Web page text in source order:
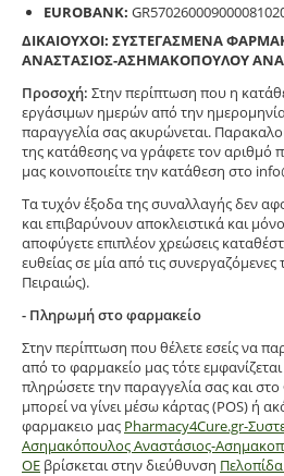
EUROBANK:
ΔΙΚΑΙΟΥΧΟΙ: ΣΥΣΤΕΓΑΣΜΕΝΑ
ΑΝΑΣΤΑΣΙΟΣ-ΑΣΗΜΑΚΟΠΟΥΛΟΥ
Προσοχή: Στην περίπτωση που η
εργάσιμων ημερών από την
παραγγελία σας ακυρώνεται.
της κατάθεσης να γράφετε τον αριθμό
μας κοινοποιείτε την κατάθεση στο
Τα τυχόν έξοδα της συναλλαγής δεν
και επιβαρύνουν αποκλειστικά και
αποφύγετε επιπλέον χρεώσεις
ευθείας σε μία από τις
Πειραιώς).
- Πληρωμή στο φαρμακείο
Στην περίπτωση που θέλετε εσείς να
από το φαρμακείο μας τότε
πληρώσετε την παραγγελία σας και
μπορεί να γίνει μέσω κάρτας (POS) ή
φαρμακειο μας Pharmacy4Cure.gr-
Ασημακόπουλος Αναστάσιος-
ΟΕ βρίσκεται στην διεύθυνση